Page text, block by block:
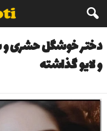
دختر خوشگل حشری
و لایو گذاشته